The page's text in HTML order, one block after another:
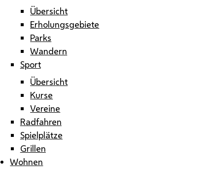
Übersicht
Erholungsgebiete
Parks
Wandern
Sport
Übersicht
Kurse
Vereine
Radfahren
Spielplätze
Grillen
Wohnen